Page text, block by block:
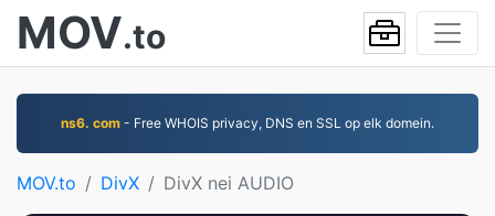
MOV.to
ns6. com - Free WHOIS privacy, DNS en SSL op elk domein.
MOV.to DivX DivX nei AUDIO